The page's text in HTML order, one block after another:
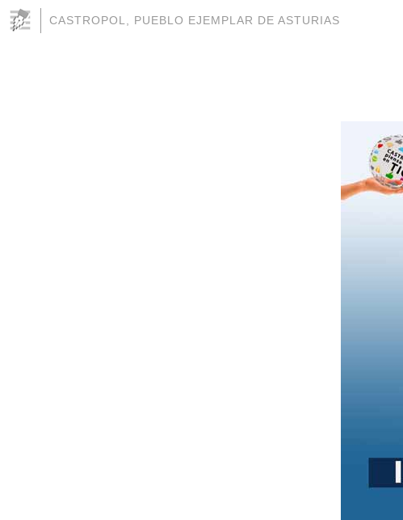
CASTROPOL, PUEBLO EJEMPLAR DE ASTURIAS